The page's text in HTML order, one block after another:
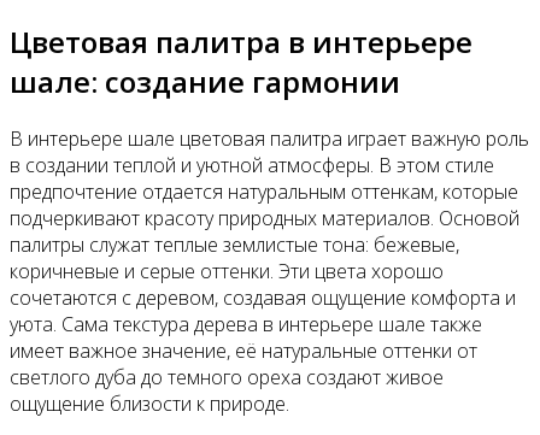
Цветовая палитра в интерьере
шале: создание гармонии
В интерьере шале цветовая палитра играет важную роль
в создании теплой и уютной атмосферы. В этом стиле
предпочтение отдается натуральным оттенкам, которые
подчеркивают красоту природных материалов. Основой
палитры служат теплые землистые тона: бежевые,
коричневые и серые оттенки. Эти цвета хорошо
сочетаются с деревом, создавая ощущение комфорта и
уюта. Сама текстура дерева в интерьере шале также
имеет важное значение, её натуральные оттенки от
светлого дуба до темного ореха создают живое
ощущение близости к природе.